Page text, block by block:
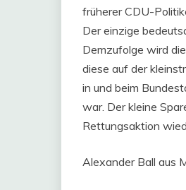
früherer CDU-
Der einzige
Demzufolge wird
diese auf der
in und beim
war. Der kleine
Rettungsaktion
Alexander Ball aus